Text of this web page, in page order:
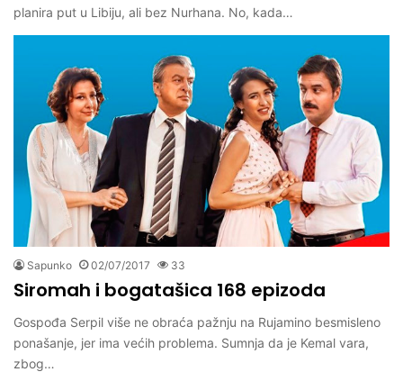
planira put u Libiju, ali bez Nurhana. No, kada…
Sapunko 02/07/2017 33
Siromah i bogatašica 168 epizoda
Gospođa Serpil više ne obraća pažnju na Rujamino besmisleno
ponašanje, jer ima većih problema. Sumnja da je Kemal vara,
zbog…